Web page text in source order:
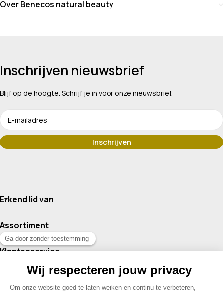
Over Benecos natural beauty
Inschrijven nieuwsbrief
Blijf op de hoogte. Schrijf je in voor onze nieuwsbrief.
Erkend lid van
Assortiment
Klantenservice
Contact